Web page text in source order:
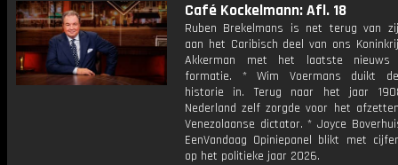
Café Kockelmann: Afl. 18
Ruben Brekelmans is net terug van
aan het Caribisch deel van ons
Akkerman met het laatste
formatie. * Wim Voermans duikt
historie in. Terug naar het jaar
Nederland zelf zorgde voor het
Venezolaanse dictator. * Joyce
EenVandaag Opiniepanel blikt met
op het politieke jaar 2026.